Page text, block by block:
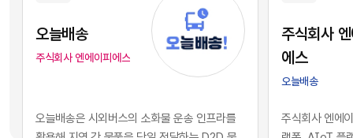
입니다. 각 부서가 자신의 목적에만 부합하는 솔루
션을 파편적으로 채택하고 운용함에 따라, 기업의
핵심 자산인 데이터는 서로 호환되지 않는 수백 개
의 개별 애플리케이션 서버 안에 고립되는 결과를
니다. 특정 부서 단위의 기능적 최적화나 개별 앱의
된 기술력과 개
현재의 AI 지
하게 거래되고
게 되었습니다.
다. 경쟁사가
오늘배송
주식회사 엔에이피에스
오늘배송은 시외버스의 소화물 운송 인프라를
주식회사
에스
오늘배송
주식회사 엔에